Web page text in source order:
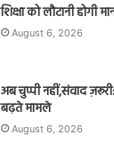
शिक्षा को लौटानी होगी
August 6, 2026
अब चुप्पी नहीं,संवाद
बढ़ते मामले
August 6, 2026